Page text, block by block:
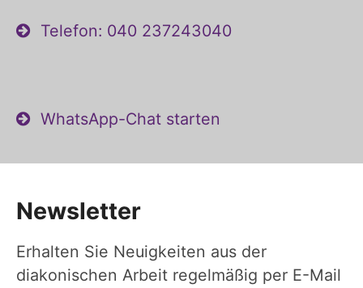
Telefon: 040 237243040
WhatsApp-Chat starten
Newsletter
Erhalten Sie Neuigkeiten aus der
diakonischen Arbeit regelmäßig per E-Mail